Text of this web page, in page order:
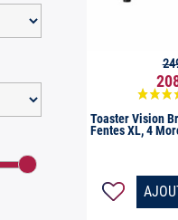
Toaster Vision
Fentes XL, 4